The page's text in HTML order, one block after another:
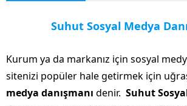
Suhut Sosyal Medya
Kurum ya da markanız için sosyal
sitenizi popüler hale getirmek için
medya danışmanı denir. Suhut